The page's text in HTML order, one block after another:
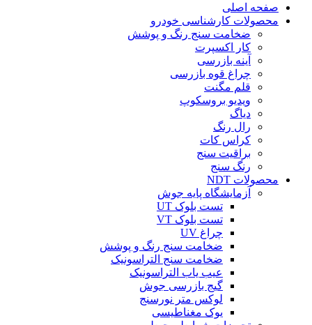
صفحه اصلی
محصولات کارشناسی خودرو
ضخامت سنج رنگ و پوشش
کار اکسپرت
آینه بازرسی
چراغ قوه بازرسی
قلم مگنت
ویدیو بروسکوپ
دیاگ
رال رنگ
کراس کات
براقیت سنج
رنگ سنج
محصولات NDT
آزمایشگاه پایه جوش
تست بلوک UT
تست بلوک VT
چراغ UV
ضخامت سنج رنگ و پوشش
ضخامت سنج التراسونیک
عیب یاب التراسونیک
گیج بازرسی جوش
لوکس متر نورسنج
یوک مغناطیسی